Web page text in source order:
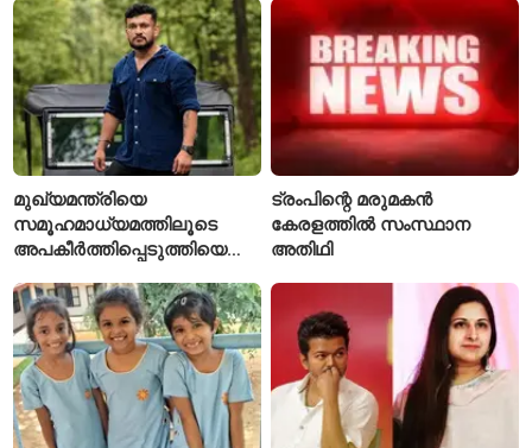
വിങ് കമാൻഡർ അറസ്റ്റിൽ
മുഖ്യമന്ത്രിയെ
സമൂഹമാധ്യമത്തിലൂടെ
അപകീർത്തിപ്പെടുത്തിയെന്ന്
ആയങ്കിക്കെതിരെ പുതിയ
കേസ്
ട്രംപിന്റെ മരുമകൻ
കേരളത്തിൽ സംസ്ഥാന
അതിഥി